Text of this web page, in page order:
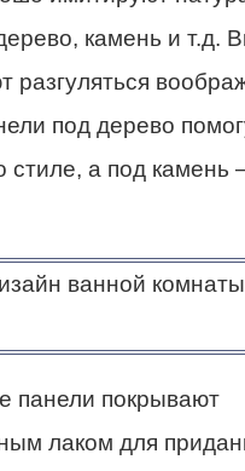
камень и т.д.
разгуляться
под дерево
стиле, а под камень
панели покрывают
лаком для